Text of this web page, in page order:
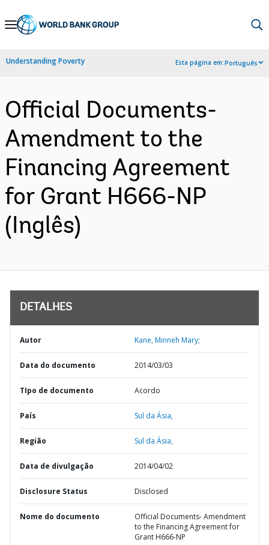
Skip
Navigation
Understanding Poverty Esta página em:Português
Official Documents-
Amendment to the
Financing Agreement
for Grant H666-NP
(Inglês)
DETALHES
Autor Kane, Minneh Mary;
Data do documento 2014/03/03
TIpo de documento Acordo
País Sul da Ásia,
Região Sul da Ásia,
Data de divulgação 2014/04/02
Disclosure Status Disclosed
Nome do documento
Official Documents- Amendment
to the Financing Agreement for
Grant H666-NP